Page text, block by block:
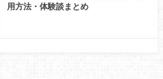
用方法・体験談まとめ